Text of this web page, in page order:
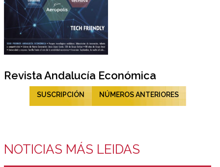
Revista Andalucía Económica
SUSCRIPCIÓN NÚMEROS ANTERIORES
NOTICIAS MÁS LEIDAS